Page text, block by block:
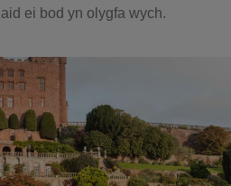
ei bod yn olygfa wych.